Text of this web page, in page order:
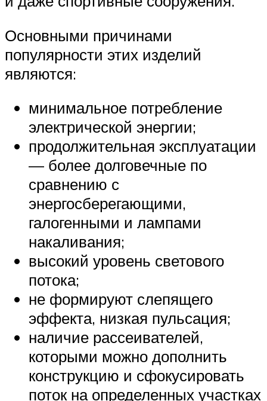
Основными причинами
популярности этих изделий
являются:
минимальное потребление
электрической энергии;
продолжительная эксплуатации
— более долговечные по
сравнению с
энергосберегающими,
галогенными и лампами
накаливания;
высокий уровень светового
потока;
не формируют слепящего
эффекта, низкая пульсация;
наличие рассеивателей,
которыми можно дополнить
конструкцию и сфокусировать
поток на определенных участках